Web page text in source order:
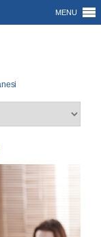
MENU